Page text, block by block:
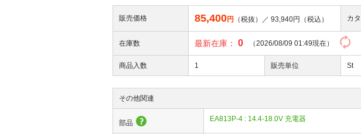
販売価格 85,400円 （税抜）／ 93,940円（税込） カ
在庫数 最新在庫： 0 （2026/08/09 01:49現在）
商品入数 1 販売単位 St
その他関連
部品 EA813P-4 : 14.4-18.0V 充電器